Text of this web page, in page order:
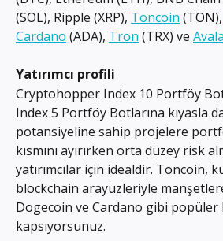
(SOL), Ripple (XRP), Toncoin (TON),
Cardano (ADA), Tron (TRX) ve
Yatırımcı profili
Cryptohopper Index 10 Portföy
Index 5 Portföy Botlarına kıyasla
potansiyeline sahip projelere
kısmını ayırırken orta düzey risk
yatırımcılar için idealdir. Toncoin,
blockchain arayüzleriyle manşetlere
Dogecoin ve Cardano gibi popüler
kapsıyorsunuz.